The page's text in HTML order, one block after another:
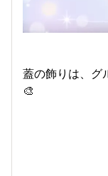
蓋の飾りは、グ
🎨